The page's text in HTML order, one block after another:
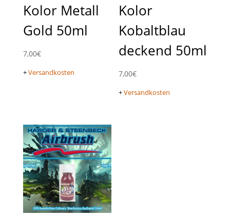
Kolor Metall
Gold 50ml
7,00€
+Versandkosten
Kolor
Kobaltblau
deckend 50ml
7,00€
+Versandkosten